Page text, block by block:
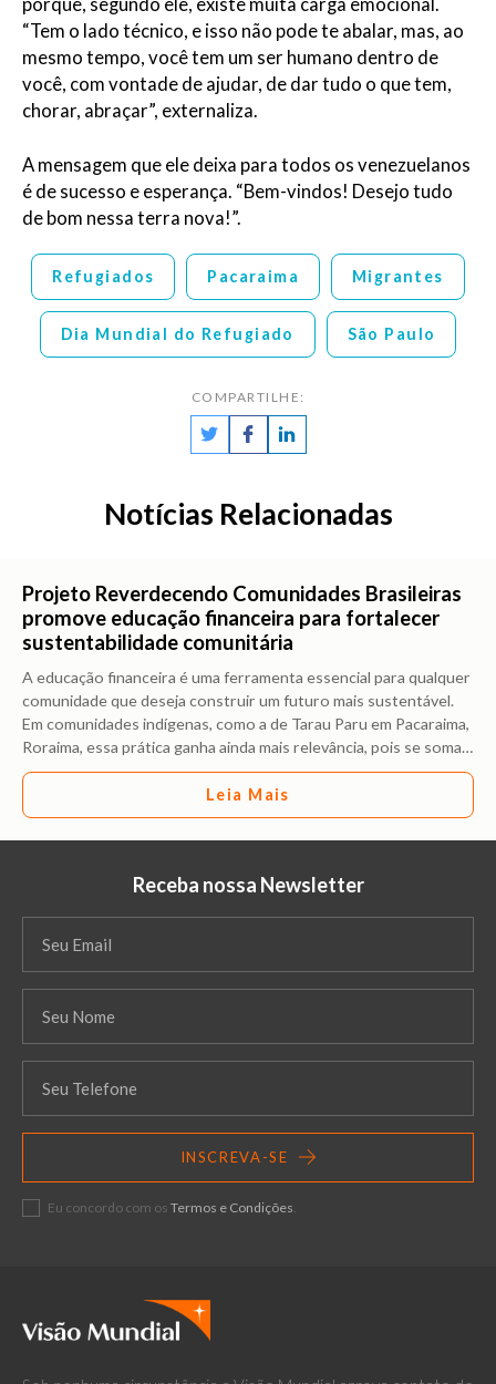
porque, segundo ele, existe muita carga emocional.
“Tem o lado técnico, e isso não pode te abalar, mas, ao
mesmo tempo, você tem um ser humano dentro de
você, com vontade de ajudar, de dar tudo o que tem,
chorar, abraçar”, externaliza.
A mensagem que ele deixa para todos os venezuelanos
é de sucesso e esperança. “Bem-vindos! Desejo tudo
de bom nessa terra nova!”.
Refugiados Pacaraima Migrantes
Dia Mundial do Refugiado São Paulo
COMPARTILHE:
Notícias Relacionadas
Projeto Reverdecendo Comunidades Brasileiras
promove educação financeira para fortalecer
sustentabilidade comunitária
A educação financeira é uma ferramenta essencial para qualquer
comunidade que deseja construir um futuro mais sustentável.
Em comunidades indígenas, como a de Tarau Paru em Pacaraima,
Roraima, essa prática ganha ainda mais relevância, pois se soma…
Leia Mais
Receba nossa Newsletter
INSCREVA-SE
Eu concordo com os Termos e Condições